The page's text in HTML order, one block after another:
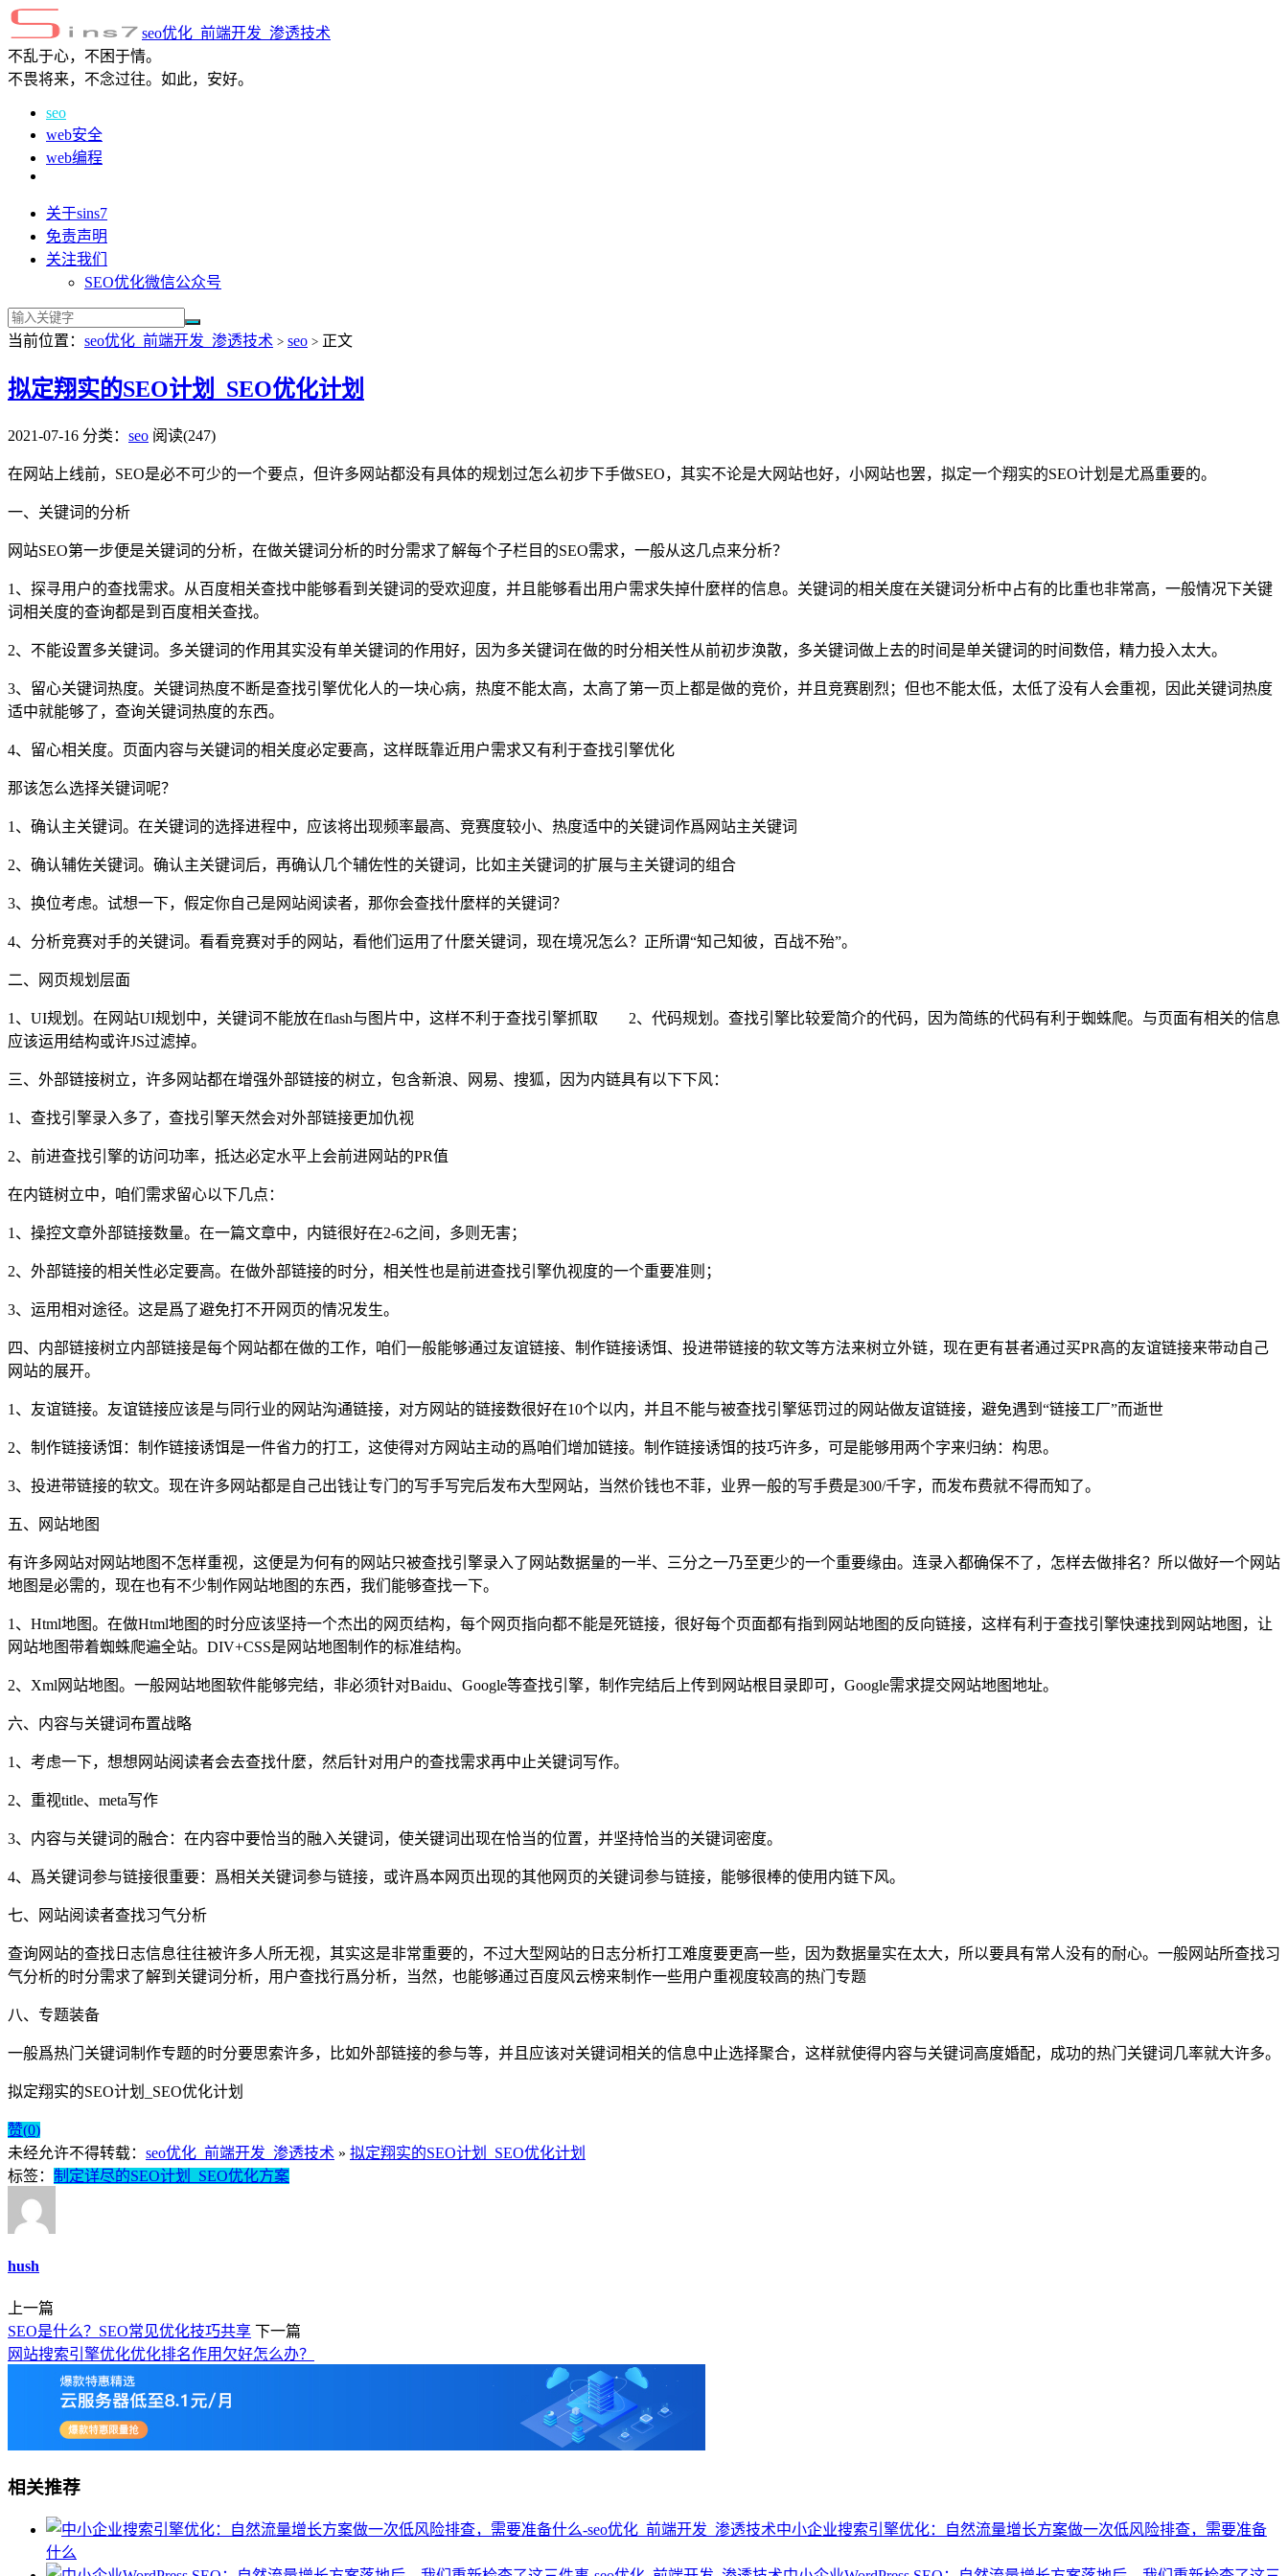
seo优化_前端开发_渗透技术
不乱于心，不困于情。
不畏将来，不念过往。如此，安好。
seo
web安全
web编程
关于sins7
免责声明
关注我们
SEO优化微信公众号
当前位置： seo优化_前端开发_渗透技术 > seo > 正文
拟定翔实的SEO计划_SEO优化计划
2021-07-16 分类： seo 阅读(247)
在网站上线前，SEO是必不可少的一个要点，但许多网站都没有具体的规划过怎么初步下手做SEO，其实不论是大网站也好，小网站也罢，拟定一个翔实的SEO计划是尤爲重要的。
一、关键词的分析
网站SEO第一步便是关键词的分析，在做关键词分析的时分需求了解每个子栏目的SEO需求，一般从这几点来分析？
1、探寻用户的查找需求。从百度相关查找中能够看到关键词的受欢迎度，并且能够看出用户需求失掉什麼样的信息。关键词的相关度在关键词分析中占有的比重也非常高，一般情况下关键
词相关度的查询都是到百度相关查找。
2、不能设置多关键词。多关键词的作用其实没有单关键词的作用好，因为多关键词在做的时分相关性从前初步涣散，多关键词做上去的时间是单关键词的时间数倍，精力投入太大。
3、留心关键词热度。关键词热度不断是查找引擎优化人的一块心病，热度不能太高，太高了第一页上都是做的竞价，并且竞赛剧烈；但也不能太低，太低了没有人会重视，因此关键词热度
适中就能够了，查询关键词热度的东西。
4、留心相关度。页面内容与关键词的相关度必定要高，这样既靠近用户需求又有利于查找引擎优化
那该怎么选择关键词呢？
1、确认主关键词。在关键词的选择进程中，应该将出现频率最高、竞赛度较小、热度适中的关键词作爲网站主关键词
2、确认辅佐关键词。确认主关键词后，再确认几个辅佐性的关键词，比如主关键词的扩展与主关键词的组合
3、换位考虑。试想一下，假定你自己是网站阅读者，那你会查找什麼样的关键词？
4、分析竞赛对手的关键词。看看竞赛对手的网站，看他们运用了什麼关键词，现在境况怎么？正所谓“知己知彼，百战不殆”。
二、网页规划层面
1、UI规划。在网站UI规划中，关键词不能放在flash与图片中，这样不利于查找引擎抓取 2、代码规划。查找引擎比较爱简介的代码，因为简练的代码有利于蜘蛛爬。与页面有相关的信息
应该运用结构或许JS过滤掉。
三、外部链接树立，许多网站都在增强外部链接的树立，包含新浪、网易、搜狐，因为内链具有以下下风：
1、查找引擎录入多了，查找引擎天然会对外部链接更加仇视
2、前进查找引擎的访问功率，抵达必定水平上会前进网站的PR值
在内链树立中，咱们需求留心以下几点：
1、操控文章外部链接数量。在一篇文章中，内链很好在2-6之间，多则无害；
2、外部链接的相关性必定要高。在做外部链接的时分，相关性也是前进查找引擎仇视度的一个重要准则；
3、运用相对途径。这是爲了避免打不开网页的情况发生。
四、内部链接树立内部链接是每个网站都在做的工作，咱们一般能够通过友谊链接、制作链接诱饵、投进带链接的软文等方法来树立外链，现在更有甚者通过买PR高的友谊链接来带动自己
网站的展开。
1、友谊链接。友谊链接应该是与同行业的网站沟通链接，对方网站的链接数很好在10个以内，并且不能与被查找引擎惩罚过的网站做友谊链接，避免遇到“链接工厂”而逝世
2、制作链接诱饵：制作链接诱饵是一件省力的打工，这使得对方网站主动的爲咱们增加链接。制作链接诱饵的技巧许多，可是能够用两个字来归纳：构思。
3、投进带链接的软文。现在许多网站都是自己出钱让专门的写手写完后发布大型网站，当然价钱也不菲，业界一般的写手费是300/千字，而发布费就不得而知了。
五、网站地图
有许多网站对网站地图不怎样重视，这便是为何有的网站只被查找引擎录入了网站数据量的一半、三分之一乃至更少的一个重要缘由。连录入都确保不了，怎样去做排名？所以做好一个网站
地图是必需的，现在也有不少制作网站地图的东西，我们能够查找一下。
1、Html地图。在做Html地图的时分应该坚持一个杰出的网页结构，每个网页指向都不能是死链接，很好每个页面都有指到网站地图的反向链接，这样有利于查找引擎快速找到网站地图，让
网站地图带着蜘蛛爬遍全站。DIV+CSS是网站地图制作的标准结构。
2、Xml网站地图。一般网站地图软件能够完结，非必须针对Baidu、Google等查找引擎，制作完结后上传到网站根目录即可，Google需求提交网站地图地址。
六、内容与关键词布置战略
1、考虑一下，想想网站阅读者会去查找什麼，然后针对用户的查找需求再中止关键词写作。
2、重视title、meta写作
3、内容与关键词的融合：在内容中要恰当的融入关键词，使关键词出现在恰当的位置，并坚持恰当的关键词密度。
4、爲关键词参与链接很重要：爲相关关键词参与链接，或许爲本网页出现的其他网页的关键词参与链接，能够很棒的使用内链下风。
七、网站阅读者查找习气分析
查询网站的查找日志信息往往被许多人所无视，其实这是非常重要的，不过大型网站的日志分析打工难度要更高一些，因为数据量实在太大，所以要具有常人没有的耐心。一般网站所查找习
气分析的时分需求了解到关键词分析，用户查找行爲分析，当然，也能够通过百度风云榜来制作一些用户重视度较高的热门专题
八、专题装备
一般爲热门关键词制作专题的时分要思索许多，比如外部链接的参与等，并且应该对关键词相关的信息中止选择聚合，这样就使得内容与关键词高度婚配，成功的热门关键词几率就大许多。
拟定翔实的SEO计划_SEO优化计划
赞(0)
未经允许不得转载： seo优化_前端开发_渗透技术 » 拟定翔实的SEO计划_SEO优化计划
标签： 制定详尽的SEO计划_SEO优化方案
hush
上一篇
SEO是什么？SEO常见优化技巧共享 下一篇
网站搜索引擎优化优化排名作用欠好怎么办？
相关推荐
中小企业搜索引擎优化：自然流量增长方案做一次低风险排查，需要准备
什么